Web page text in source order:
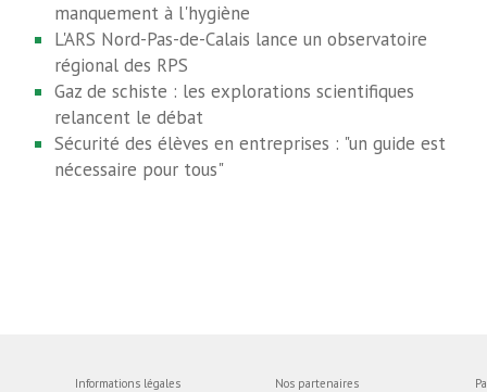
manquement à l'hygiène
L'ARS Nord-Pas-de-Calais lance un observatoire
régional des RPS
Gaz de schiste : les explorations scientifiques
relancent le débat
Sécurité des élèves en entreprises : "un guide est
nécessaire pour tous"
Informations légales Nos partenaires